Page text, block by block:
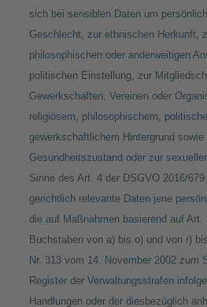
sich bei sensiblen Daten um
Geschlecht, zur ethnischen Herkunft,
philosophischen oder anderweitigen
politischen Einstellung, zur
Gewerkschaften, Vereinen oder
religiösem, philosophischem,
gewerkschaftlichem Hintergrund sowie
Gesundheitszustand oder zur
Sinne des Art. 4 der DSGVO 2016/
gerichtlich relevante Daten jene
die auf Maßnahmen basierend auf Art.
Buchstaben von a) bis o) und von r)
Nr. 313 vom 14. November 2002 zum
Register der Verwaltungsstrafen
Handlungen oder der diesbezüglich